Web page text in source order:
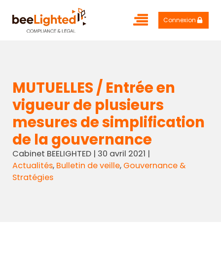
Connexion
MUTUELLES / Entrée en
vigueur de plusieurs
mesures de simplification
de la gouvernance
Cabinet BEELIGHTED| 30 avril 2021 |
Actualités, Bulletin de veille, Gouvernance &
Stratégies